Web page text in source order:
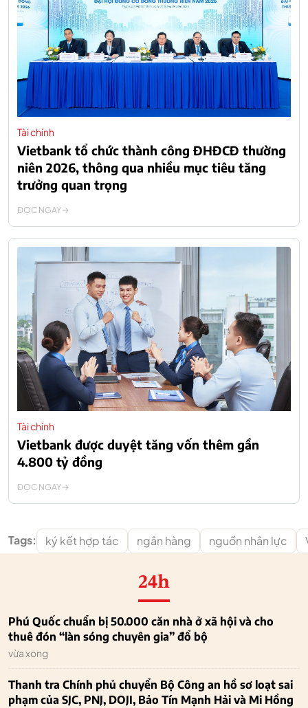
Tài chính
Vietbank tổ chức thành công ĐHĐCĐ thường
niên 2026, thông qua nhiều mục tiêu tăng
trưởng quan trọng
ĐỌC NGAY
Tài chính
Vietbank được duyệt tăng vốn thêm gần
4.800 tỷ đồng
ĐỌC NGAY
Tags: ký kết hợp tác ngân hàng nguồn nhân lực
24h
Phú Quốc chuẩn bị 50.000 căn nhà ở xã hội và cho
thuê đón “làn sóng chuyên gia” đổ bộ
vừa xong
Thanh tra Chính phủ chuyển Bộ Công an hồ sơ loạt sai
phạm của SJC, PNJ, DOJI, Bảo Tín Mạnh Hải và Mi Hồng